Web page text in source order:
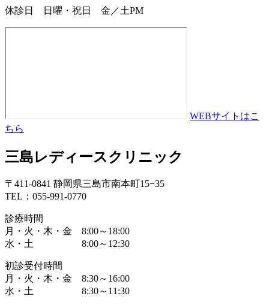
休診日 日曜・祝日 金／土PM
WEBサイトはこ
ちら
三島レディースクリニック
〒411-0841 静岡県三島市南本町15−35
TEL：055-991-0770
診療時間
月・火・木・金 8:00～18:00
水・土 8:00～12:30
初診受付時間
月・火・木・金 8:30～16:00
水・土 8:30～11:30